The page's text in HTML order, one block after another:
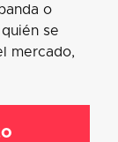
o
se
mercado,